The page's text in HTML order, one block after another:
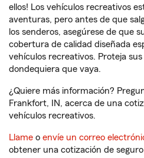
ellos! Los vehículos recreativos
aventuras, pero antes de que
los senderos, asegúrese de que
cobertura de calidad diseñada
vehículos recreativos. Proteja
dondequiera que vaya.
¿Quiere más información?
Frankfort, IN, acerca de una
vehículos recreativos.
Llame o envíe un correo
obtener una cotización de